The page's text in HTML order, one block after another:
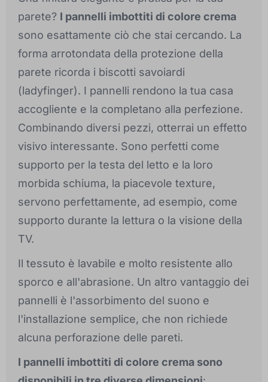
parete? I pannelli imbottiti di colore crema
sono esattamente ciò che stai cercando. La
forma arrotondata della protezione della
parete ricorda i biscotti savoiardi
(ladyfinger). I pannelli rendono la tua casa
accogliente e la completano alla perfezione.
Combinando diversi pezzi, otterrai un effetto
visivo interessante. Sono perfetti come
supporto per la testa del letto e la loro
morbida schiuma, la piacevole texture,
servono perfettamente, ad esempio, come
supporto durante la lettura o la visione della
TV.
Il tessuto è lavabile e molto resistente allo
sporco e all'abrasione. Un altro vantaggio dei
pannelli è l'assorbimento del suono e
l'installazione semplice, che non richiede
alcuna perforazione delle pareti.
I pannelli imbottiti di colore crema sono